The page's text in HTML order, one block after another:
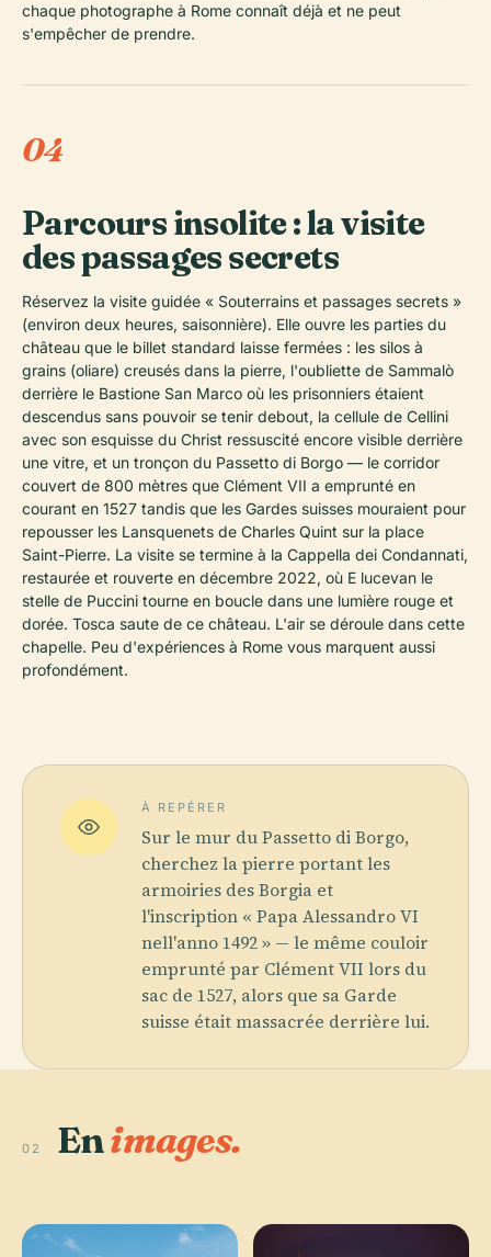
chaque photographe à Rome connaît déjà et ne peut
s'empêcher de prendre.
04
Parcours insolite : la visite
des passages secrets
Réservez la visite guidée « Souterrains et passages secrets »
(environ deux heures, saisonnière). Elle ouvre les parties du
château que le billet standard laisse fermées : les silos à
grains (oliare) creusés dans la pierre, l'oubliette de Sammalò
derrière le Bastione San Marco où les prisonniers étaient
descendus sans pouvoir se tenir debout, la cellule de Cellini
avec son esquisse du Christ ressuscité encore visible derrière
une vitre, et un tronçon du Passetto di Borgo — le corridor
couvert de 800 mètres que Clément VII a emprunté en
courant en 1527 tandis que les Gardes suisses mouraient pour
repousser les Lansquenets de Charles Quint sur la place
Saint-Pierre. La visite se termine à la Cappella dei Condannati,
restaurée et rouverte en décembre 2022, où E lucevan le
stelle de Puccini tourne en boucle dans une lumière rouge et
dorée. Tosca saute de ce château. L'air se déroule dans cette
chapelle. Peu d'expériences à Rome vous marquent aussi
profondément.
À REPÉRER
Sur le mur du Passetto di Borgo,
cherchez la pierre portant les
armoiries des Borgia et
l'inscription « Papa Alessandro VI
nell'anno 1492 » — le même couloir
emprunté par Clément VII lors du
sac de 1527, alors que sa Garde
suisse était massacrée derrière lui.
02 Enimages.